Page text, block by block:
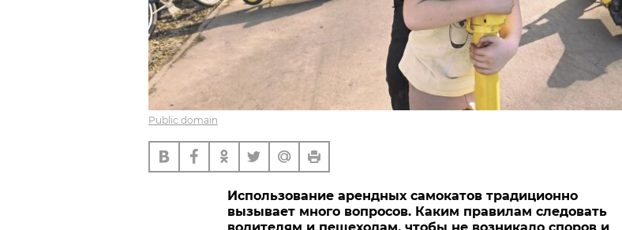
Public domain
Использование арендных самокатов традиционно
вызывает много вопросов. Каким правилам следовать
водителям и пешеходам, чтобы не возникало споров и